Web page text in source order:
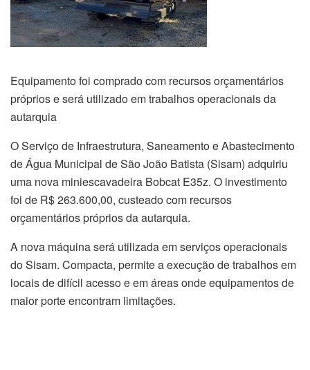
Equipamento foi comprado com recursos orçamentários
próprios e será utilizado em trabalhos operacionais da
autarquia
O Serviço de Infraestrutura, Saneamento e Abastecimento
de Água Municipal de São João Batista (Sisam) adquiriu
uma nova miniescavadeira Bobcat E35z. O investimento
foi de R$ 263.600,00, custeado com recursos
orçamentários próprios da autarquia.
A nova máquina será utilizada em serviços operacionais
do Sisam. Compacta, permite a execução de trabalhos em
locais de difícil acesso e em áreas onde equipamentos de
maior porte encontram limitações.